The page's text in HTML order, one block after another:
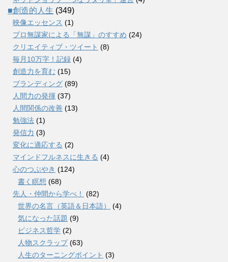
■創造的人生 (349)
映像エッセンス (1)
プロ無謀家による「無謀」のすすめ (24)
クリエイティブ・ツイート (8)
毎月10万字！記録 (4)
創造力を育む (15)
ブランディング (89)
人間力の発揮 (37)
人間関係の改善 (13)
勉強法 (1)
発信力 (3)
変化に適応する (2)
マインドフルネスに生きる (4)
心のつぶやき (124)
書く瞑想 (68)
先人・仲間から学べ！
(82)
世界の名言（英語＆日本語）
(4)
気になった話題 (9)
ビジネス哲学 (2)
人物スクラップ(63)
人生のターニングポイント (3)